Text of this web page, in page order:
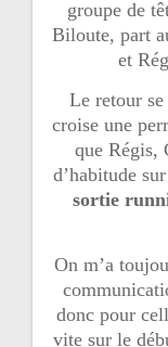
groupe de
Biloute, part
et
Le retour
croise une
que Régis,
d’habitude
sortie
On m’a
donc pour
vite sur le